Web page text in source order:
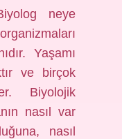
neye
Yaşamı
ve birçok
Biyolojik
nasıl var
nasıl